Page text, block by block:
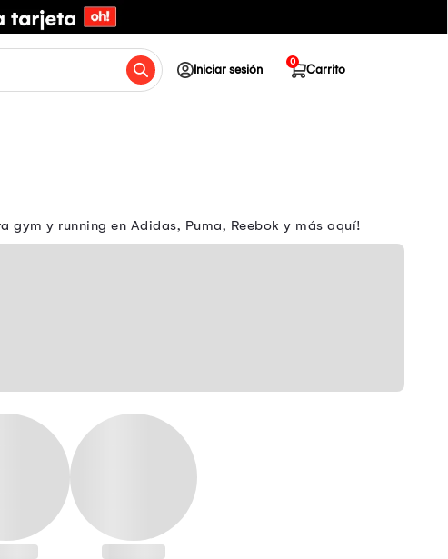
Iniciar sesión Carrito
0
y running en Adidas, Puma, Reebok y más aquí!